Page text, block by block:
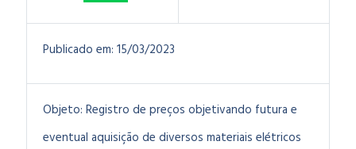
Publicado em: 15/03/2023
Objeto: Registro de preços objetivando futura e
eventual aquisição de diversos materiais elétricos